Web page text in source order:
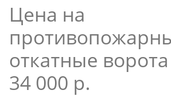
Цена на
откатные
34 000 р.